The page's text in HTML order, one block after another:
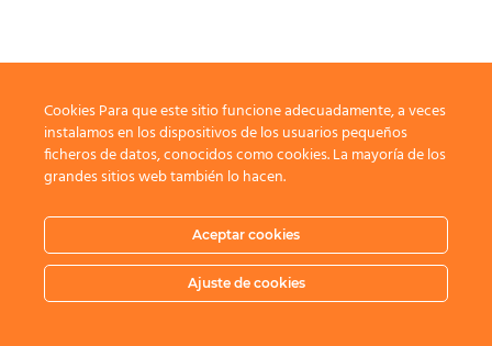
Cookies Para que este sitio funcione adecuadamente, a veces
instalamos en los dispositivos de los usuarios pequeños
ficheros de datos, conocidos como cookies. La mayoría de los
grandes sitios web también lo hacen.
Aceptar cookies
Ajuste de cookies